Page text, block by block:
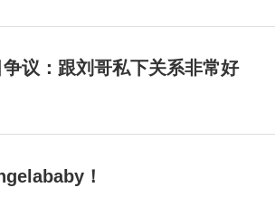
议：跟刘哥私下关系非常好
！